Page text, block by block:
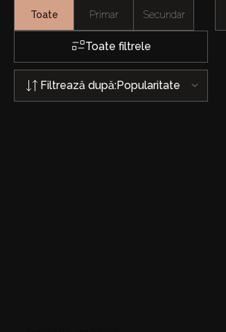
Toate Primar Secundar
Toate filtrele
Filtrează după:Popularitate